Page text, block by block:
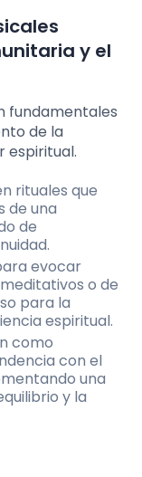
y el
fundamentales
de la
espiritual.
rituales que
de una
de
evocar
o de
para la
espiritual.
como
con el
una
y la